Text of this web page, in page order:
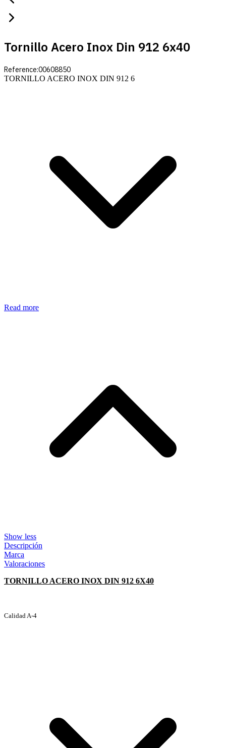
Tornillo Acero Inox Din 912 6x40
Reference:00608850
TORNILLO ACERO INOX DIN 912 6
Read more
Show less
Descripción
Marca
Valoraciones
TORNILLO ACERO INOX DIN 912 6X40
Calidad A-4